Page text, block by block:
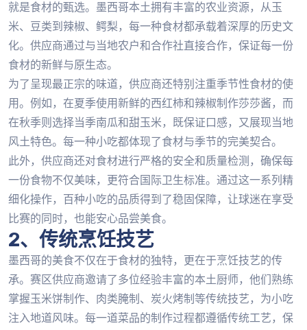
就是食材的甄选。墨西哥本土拥有丰富的农业资源，从玉
米、豆类到辣椒、鳄梨，每一种食材都承载着深厚的历史文
化。供应商通过与当地农户和合作社直接合作，保证每一份
食材的新鲜与原生态。
为了呈现最正宗的味道，供应商还特别注重季节性食材的使
用。例如，在夏季使用新鲜的西红柿和辣椒制作莎莎酱，而
在秋季则选择当季南瓜和甜玉米，既保证口感，又展现当地
风土特色。每一种小吃都体现了食材与季节的完美契合。
此外，供应商还对食材进行严格的安全和质量检测，确保每
一份食物不仅美味，更符合国际卫生标准。通过这一系列精
细化操作，百种小吃的品质得到了稳固保障，让球迷在享受
比赛的同时，也能安心品尝美食。
2、传统烹饪技艺
墨西哥的美食不仅在于食材的独特，更在于烹饪技艺的传
承。赛区供应商邀请了多位经验丰富的本土厨师，他们熟练
掌握玉米饼制作、肉类腌制、炭火烤制等传统技艺，为小吃
注入地道风味。每一道菜品的制作过程都遵循传统工艺，保